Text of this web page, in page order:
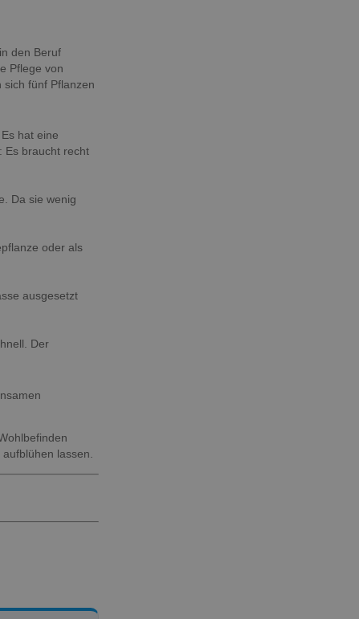
den Beruf
Pflege von
fünf Pflanzen
hat eine
Es braucht recht
Da sie wenig
oder als
ausgesetzt
Der
lassen.